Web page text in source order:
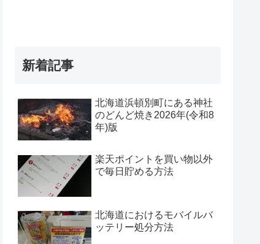
新着記事
北海道浜頓別町にある神社
のどんど焼き2026年(令和8
年)版
楽天ポイントを買い物以外
で毎日貯める方法
北海道におけるモバイルバ
ッテリー処分方法